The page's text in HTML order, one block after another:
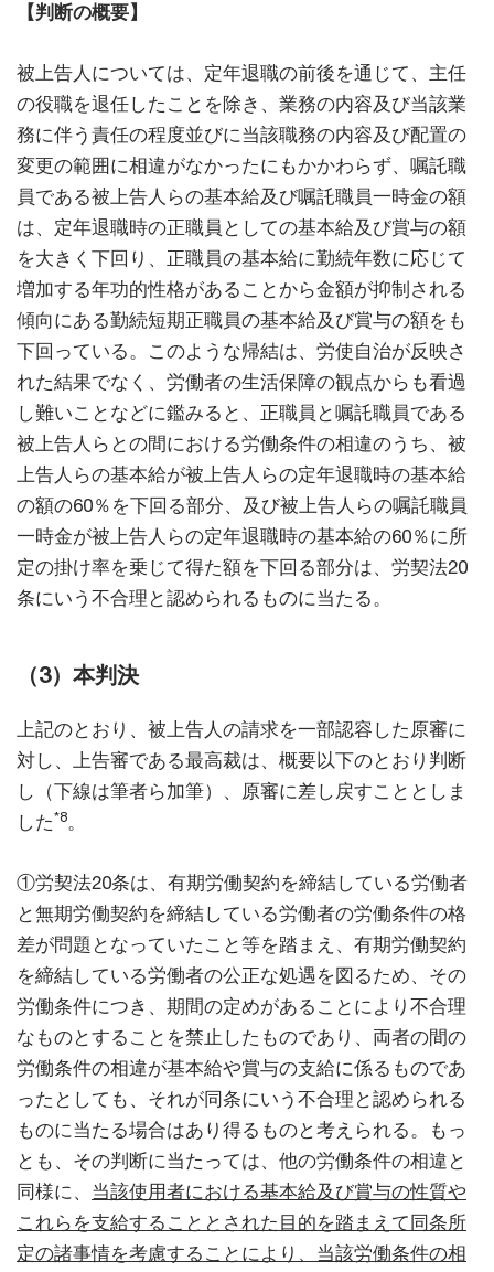
【判断の概要】
被上告人については、定年退職の前後を通じて、主任
の役職を退任したことを除き、業務の内容及び当該業
務に伴う責任の程度並びに当該職務の内容及び配置の
変更の範囲に相違がなかったにもかかわらず、嘱託職
員である被上告人らの基本給及び嘱託職員一時金の額
は、定年退職時の正職員としての基本給及び賞与の額
を大きく下回り、正職員の基本給に勤続年数に応じて
増加する年功的性格があることから金額が抑制される
傾向にある勤続短期正職員の基本給及び賞与の額をも
下回っている。このような帰結は、労使自治が反映さ
れた結果でなく、労働者の生活保障の観点からも看過
し難いことなどに鑑みると、正職員と嘱託職員である
被上告人らとの間における労働条件の相違のうち、被
上告人らの基本給が被上告人らの定年退職時の基本給
の額の60％を下回る部分、及び被上告人らの嘱託職員
一時金が被上告人らの定年退職時の基本給の60％に所
定の掛け率を乗じて得た額を下回る部分は、労契法20
条にいう不合理と認められるものに当たる。
（3）本判決
上記のとおり、被上告人の請求を一部認容した原審に
対し、上告審である最高裁は、概要以下のとおり判断
し（下線は筆者ら加筆）、原審に差し戻すこととしま
した*8。
①労契法20条は、有期労働契約を締結している労働者
と無期労働契約を締結している労働者の労働条件の格
差が問題となっていたこと等を踏まえ、有期労働契約
を締結している労働者の公正な処遇を図るため、その
労働条件につき、期間の定めがあることにより不合理
なものとすることを禁止したものであり、両者の間の
労働条件の相違が基本給や賞与の支給に係るものであ
ったとしても、それが同条にいう不合理と認められる
ものに当たる場合はあり得るものと考えられる。もっ
とも、その判断に当たっては、他の労働条件の相違と
同様に、 当該使用者における基本給及び賞与の性質や
これらを支給することとされた目的を踏まえて同条所
定の諸事情を考慮することにより、当該労働条件の相